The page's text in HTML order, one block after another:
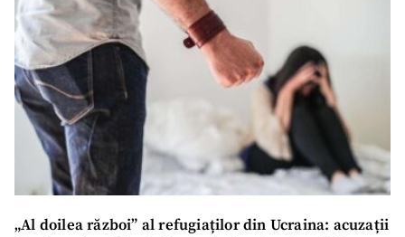
„Al doilea război” al refugiaților din Ucraina: acuzații